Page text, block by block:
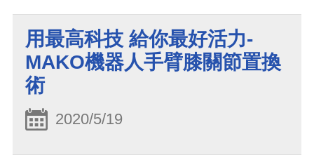
用最高科技 給你最好活力-
MAKO機器人手臂膝關節置換
術
2020/5/19